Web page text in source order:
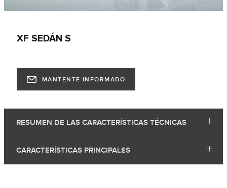
XF SEDÁN S
MANTENTE INFORMADO
RESUMEN DE LAS CARACTERÍSTICAS TÉCNICAS
CARACTERÍSTICAS PRINCIPALES